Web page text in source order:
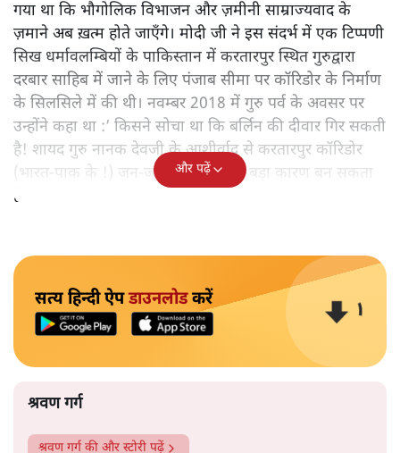
गया था कि भौगोलिक विभाजन और ज़मीनी साम्राज्यवाद के
ज़माने अब ख़त्म होते जाएँगे। मोदी जी ने इस संदर्भ में एक टिप्पणी
सिख धर्मावलम्बियों के पाकिस्तान में करतारपुर स्थित गुरुद्वारा
दरबार साहिब में जाने के लिए पंजाब सीमा पर कॉरिडोर के निर्माण
के सिलसिले में की थी। नवम्बर 2018 में गुरु पर्व के अवसर पर
उन्होंने कहा था :’ किसने सोचा था कि बर्लिन की दीवार गिर सकती
है! शायद गुरु नानक देवजी के आशीर्वाद से करतारपुर कॉरिडोर
(भारत-पाक के !) जन-जन को जोड़ने का बड़ा कारण बन सकता
है!‘
और पढ़ें
सत्य हिन्दी ऐपडाउनलोडकरें
श्रवण गर्ग
श्रवण गर्ग की और स्टोरी पढ़ें